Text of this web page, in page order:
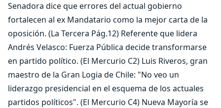
Senadora dice que errores del actual gobierno
fortalecen al ex Mandatario como la mejor carta de la
oposición. (La Tercera Pág.12) Referente que lidera
Andrés Velasco: Fuerza Pública decide transformarse
en partido político. (El Mercurio C2) Luis Riveros, gran
maestro de la Gran Logia de Chile: "No veo un
liderazgo presidencial en el esquema de los actuales
partidos políticos". (El Mercurio C4) Nueva Mayoría se